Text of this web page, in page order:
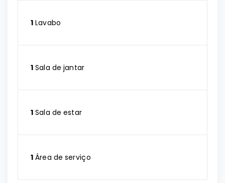
1 Lavabo
1 Sala de jantar
1 Sala de estar
1 Área de serviço